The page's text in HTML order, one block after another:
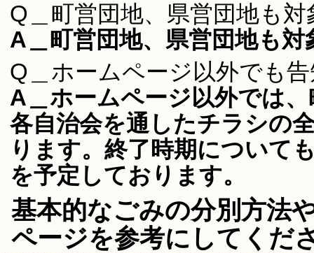
Q＿町営団地、県営団地も
A＿町営団地、県営団地も
Q＿ホームページ以外でも
A＿ホームページ以外では
各自治会を通したチラシの
ります。終了時期について
を予定しております。
基本的なごみの分別方法
ページを参考にしてくだ